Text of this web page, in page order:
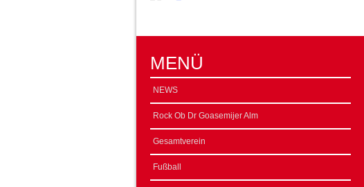
MENÜ
NEWS
Rock Ob Dr Goasemijer Alm
Gesamtverein
Fußball